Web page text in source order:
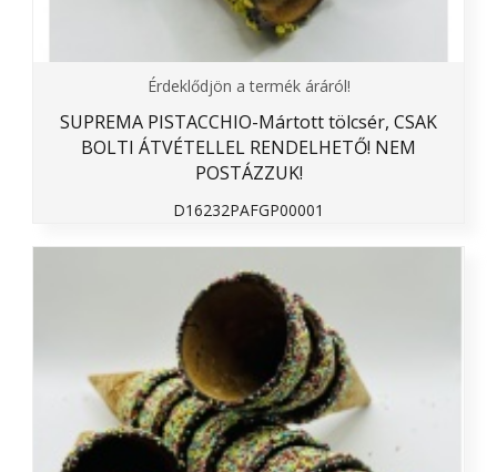
Érdeklődjön a termék áráról!
SUPREMA PISTACCHIO-Mártott tölcsér, CSAK
BOLTI ÁTVÉTELLEL RENDELHETŐ! NEM
POSTÁZZUK!
D16232PAFGP00001